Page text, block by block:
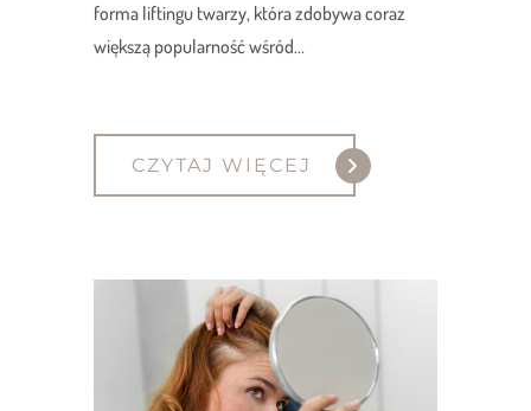
forma liftingu twarzy, która zdobywa coraz
większą popularność wśród...
CZYTAJ WIĘCEJ